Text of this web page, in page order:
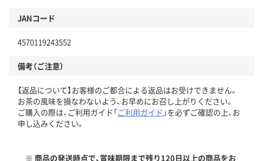
JANコード
4570119243552
備考（ご注意）
【返品について】お客様のご都合による返品はお受けできません。
お茶の風味を損なわないよう、お早めにお召し上がりください。
ご購入の際は、ご利用ガイド「ご利用ガイド 」を必ずご確認の上、お
申し込みください。
※ 商品の発送時点で、賞味期限まで残り120日以上の商品をお